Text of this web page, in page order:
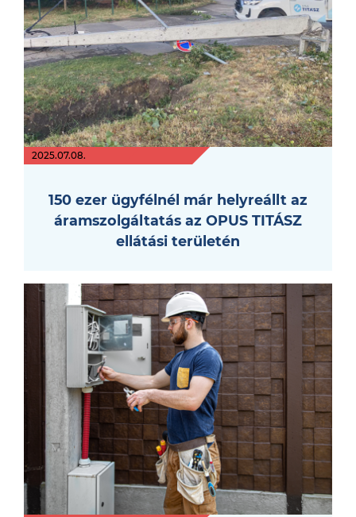
2025.07.08.
150 ezer ügyfélnél már helyreállt az
áramszolgáltatás az OPUS TITÁSZ
ellátási területén